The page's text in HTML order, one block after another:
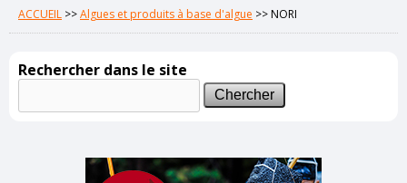
ACCUEIL >>Algues et produits à base d'algue >>NORI
Rechercher dans le site